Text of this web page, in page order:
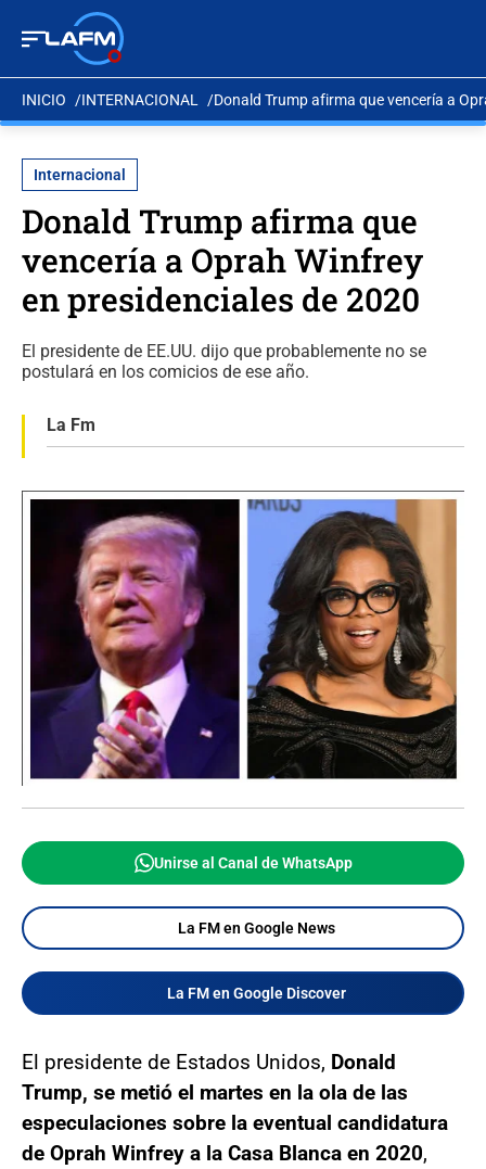
INICIO INTERNACIONAL Donald Trump afirma que vencería a
Internacional
Donald Trump afirma que
vencería a Oprah Winfrey
en presidenciales de 2020
El presidente de EE.UU. dijo que probablemente no se
postulará en los comicios de ese año.
La Fm
Unirse al Canal de WhatsApp
La FM en Google News
La FM en Google Discover
El presidente de Estados Unidos, Donald
Trump, se metió el martes en la ola de las
especulaciones sobre la eventual candidatura
de Oprah Winfrey a la Casa Blanca en 2020,